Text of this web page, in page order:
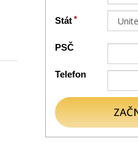
Stát
PSČ
Telefon